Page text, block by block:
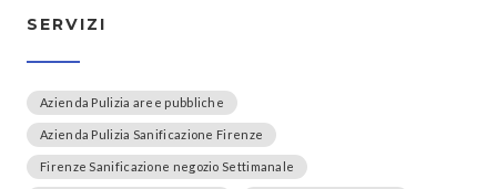
SERVIZI
Azienda Pulizia aree pubbliche
Azienda Pulizia Sanificazione Firenze
Firenze Sanificazione negozio Settimanale